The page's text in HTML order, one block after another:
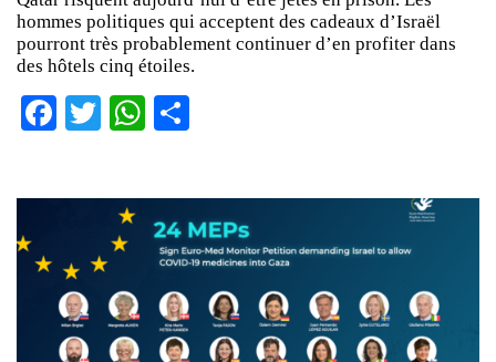
hommes politiques qui acceptent des cadeaux d’Israël
pourront très probablement continuer d’en profiter dans
des hôtels cinq étoiles.
Facebook
TwitterWhatsApp